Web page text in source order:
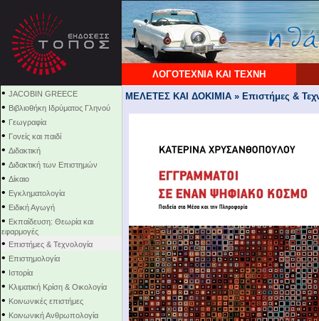
ΛΟΓΟΤΕΧΝΙΑ ΚΑΙ ΤΕΧΝΗ
• JACOBIN GREECE
• Βιβλιοθήκη Ιδρύματος Γληνού
• Γεωγραφία
• Γονείς και παιδί
• Διδακτική
• Διδακτική των Επιστημών
• Δίκαιο
• Εγκληματολογία
• Ειδική Αγωγή
• Εκπαίδευση: Θεωρία και
εφαρμογές
• Επιστήμες & Τεχνολογία
• Επιστημολογία
• Ιστορία
• Κλιματική Κρίση & Οικολογία
• Κοινωνικές επιστήμες
• Κοινωνική Ανθρωπολογία
ΜΕΛΕΤΕΣ ΚΑΙ ΔΟΚΙΜΙΑ » Επιστήμες &